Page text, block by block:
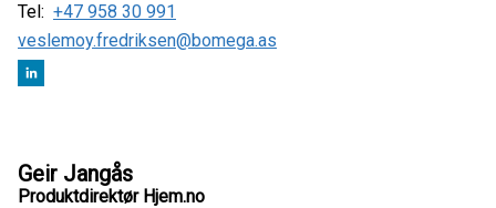
Tel: +47 958 30 991
veslemoy.fredriksen@bomega.as
Geir Jangås
Produktdirektør Hjem.no